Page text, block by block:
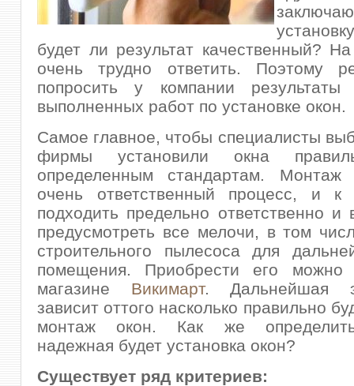
будет ли результат качественный?
очень трудно ответить. Поэтому
попросить у компании результаты
выполненных работ по установке окон.
Самое главное, чтобы специалисты
фирмы установили окна
определенным стандартам.
очень ответственный процесс, и
подходить предельно ответственно и
предусмотреть все мелочи, в том
строительного пылесоса для
помещения. Приобрести его можно
магазине Викимарт. Дальнейшая
зависит оттого насколько правильно
монтаж окон. Как же
надежная будет установка окон?
Существует ряд критериев: